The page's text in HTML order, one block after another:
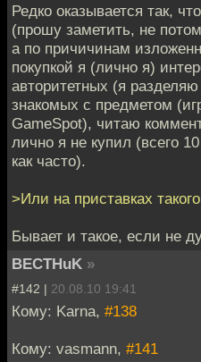
Редко оказывается так,
(прошу заметить, не
а по причичинам
покупкой я (лично я)
авторитетных (я
знакомых с предметом
GameSpot), читаю
лично я не купил (всего
как часто).
>Или на приставках
Бывает и такое, если не
BECTHuK »
#142 | 20.08.10 19:41
Кому: Karna, #138
Кому: vasmann, #141